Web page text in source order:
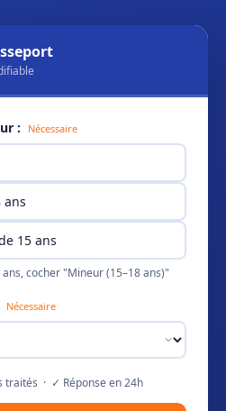
: Nécessaire
ans
15 ans
cocher "Mineur (15–18 ans)"
Nécessaire
traités · ✓ Réponse en 24h